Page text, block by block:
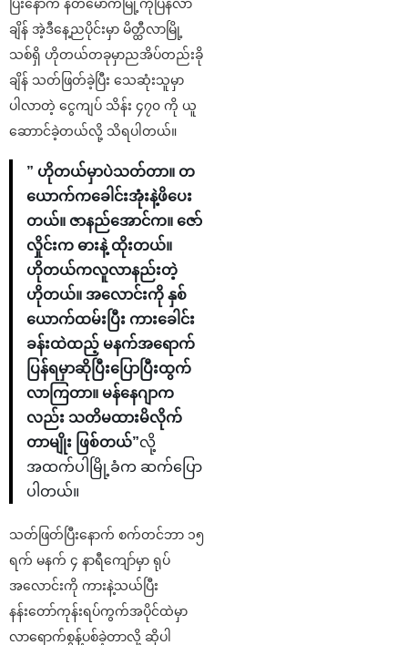
ပြီးနောက် နတ်မောက်မြို့ကိုပြန်လာ
ချိန် အဲ့ဒီနေ့ညပိုင်းမှာ မိတ္ထီလာမြို့
သစ်ရှိ ဟိုတယ်တခုမှာညအိပ်တည်းခို
ချိန် သတ်ဖြတ်ခဲ့ပြီး သေဆုံးသူမှာ
ပါလာတဲ့ ငွေကျပ် သိန်း ၄၇၀ ကို ယူ
ဆောာင်ခဲ့တယ်လို့ သိရပါတယ်။
” ဟိုတယ်မှာပဲသတ်တာ။ တ
ယောက်ကခေါင်းအုံးနဲ့ဖိပေး
တယ်။ ဇာနည်အောင်က။ ဇော်
လှိုင်းက ဓားနဲ့ ထိုးတယ်။
ဟိုတယ်ကလူလာနည်းတဲ့
ဟိုတယ်။ အလောင်းကို နှစ်
ယောက်ထမ်းပြီး ကားခေါင်း
ခန်းထဲထည့် မနက်အရောက်
ပြန်ရမှာဆိုပြီးပြောပြီးထွက်
လာကြတာ။ မန်နေဂျာက
လည်း သတိမထားမိလိုက်
တာမျိုး ဖြစ်တယ်”လို့
အထက်ပါမြို့ခံက ဆက်ပြော
ပါတယ်။
သတ်ဖြတ်ပြီးနောက် စက်တင်ဘာ ၁၅
ရက် မနက် ၄ နာရီကျော်မှာ ရုပ်
အလောင်းကို ကားနဲ့သယ်ပြီး
နန်းတော်ကုန်းရပ်ကွက်အပိုင်ထဲမှာ
လာရောက်စွန့်ပစ်ခဲ့တာလို့ ဆိုပါ